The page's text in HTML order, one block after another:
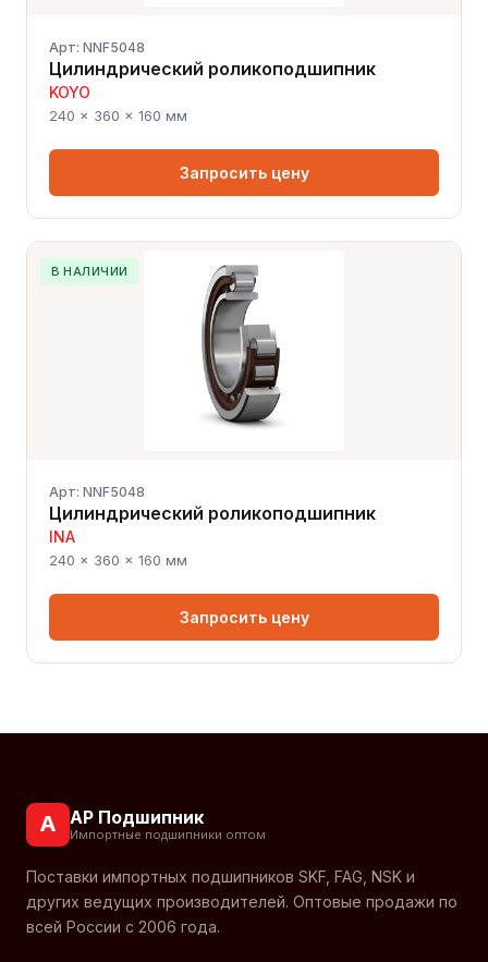
Арт: NNF5048
Цилиндрический роликоподшипник
KOYO
240 × 360 × 160 мм
Запросить цену
В НАЛИЧИИ
Арт: NNF5048
Цилиндрический роликоподшипник
INA
240 × 360 × 160 мм
Запросить цену
А АР Подшипник
Импортные подшипники оптом
Поставки импортных подшипников SKF, FAG, NSK и
других ведущих производителей. Оптовые продажи по
всей России с 2006 года.